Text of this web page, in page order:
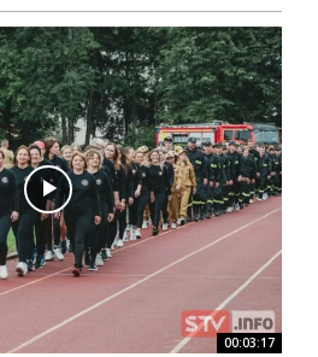
00:03:17